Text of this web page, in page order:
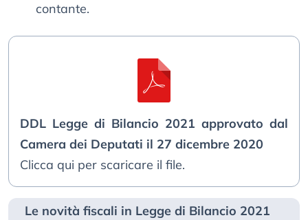
contante.
DDL Legge di Bilancio 2021 approvato dal
Camera dei Deputati il 27 dicembre 2020
Clicca qui per scaricare il file.
Le novità fiscali in Legge di Bilancio 2021